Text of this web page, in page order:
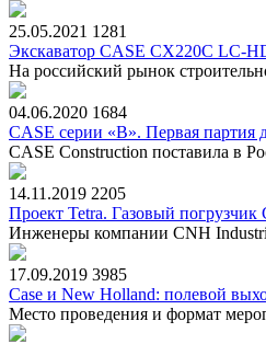
25.05.2021 1281
Экскаватор CASE СХ220С LC-
На российский рынок
04.06.2020 1684
CASE серии «В». Первая партия
CASE Construction поставила в
14.11.2019 2205
Проект Tetra. Газовый погрузчик
Инженеры компании CNH
17.09.2019 3985
Case и New Holland: полевой
Место проведения и формат